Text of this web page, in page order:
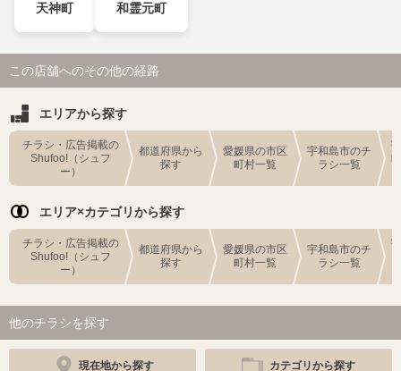
天神町 和霊元町
この店舗へのその他の経路
エリアから探す
チラシ・広告掲載の
Shufoo!（シュフ
ー）
都道府県から
探す
愛媛県の市区
町村一覧
宇和島市のチ
ラシ一覧
エリア×カテゴリから探す
チラシ・広告掲載の
Shufoo!（シュフ
ー）
都道府県から
探す
愛媛県の市区
町村一覧
宇和島市のチ
ラシ一覧
他のチラシを探す
現在地から探す カテゴリから探す